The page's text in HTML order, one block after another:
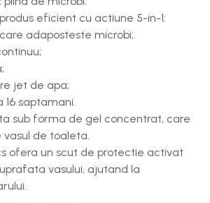
eficient cu actiune 5-in-1:
adaposteste microbi;
jet de apa;
16 saptamani.
sub forma de gel concentrat, care
vasul de toaleta.
ofera un scut de protectie activat
vasului, ajutand la